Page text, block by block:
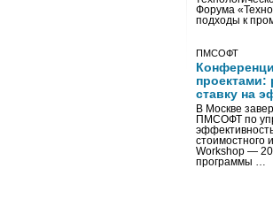
Форума
подходы к
ПМСОФТ
проектами:
ставку на
В Москве
ПМСОФТ по
стоимостного
Workshop —
программы …